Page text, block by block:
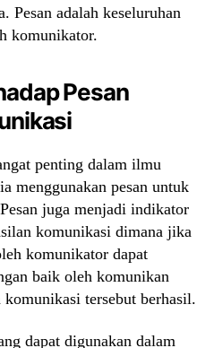
Pesan adalah keseluruhan
komunikator.
Pesan
penting dalam ilmu
menggunakan pesan untuk
juga menjadi indikator
komunikasi dimana jika
komunikator dapat
baik oleh komunikan
tersebut berhasil.
dapat digunakan dalam